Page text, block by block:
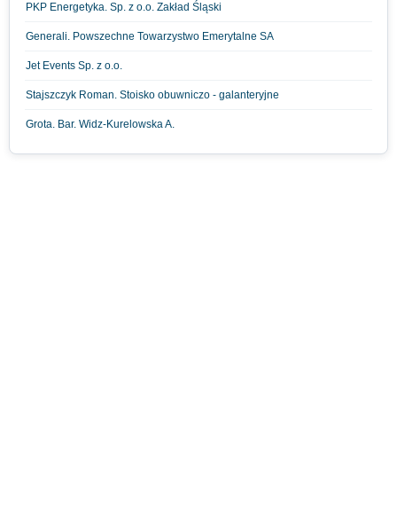
PKP Energetyka. Sp. z o.o. Zakład Śląski
Generali. Powszechne Towarzystwo Emerytalne SA
Jet Events Sp. z o.o.
Stajszczyk Roman. Stoisko obuwniczo - galanteryjne
Grota. Bar. Widz-Kurelowska A.